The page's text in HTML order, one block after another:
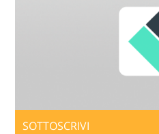
SOTTOSCRIVI